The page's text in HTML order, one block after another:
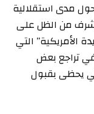
حول مدى استقلالية
من الظل على
الأمريكية” التي
تراجع بعض
يحظى بقبول